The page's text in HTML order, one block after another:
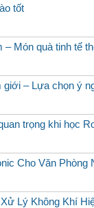
tốt
Món quà tinh tế
– Lựa chọn ý
trọng khi học
Cho Văn Phòng
Lý Không Khí